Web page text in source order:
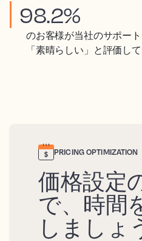
98.2%
のお客様が当社のサポー
「素晴らしい」と評価し
PRICING OPTIMIZATION
価格設定
で、時間
しましょ